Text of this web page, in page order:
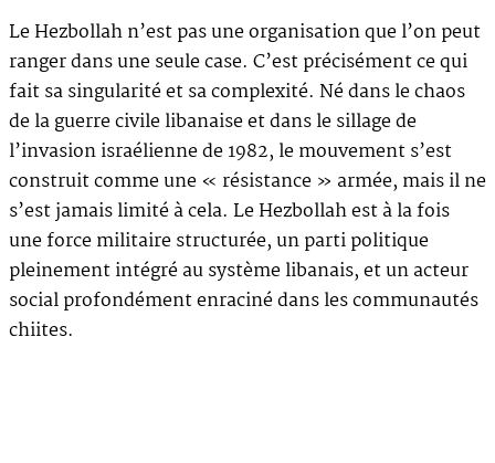
Le Hezbollah n’est pas une organisation que l’on peut
ranger dans une seule case. C’est précisément ce qui
fait sa singularité et sa complexité. Né dans le chaos
de la guerre civile libanaise et dans le sillage de
l’invasion israélienne de 1982, le mouvement s’est
construit comme une « résistance » armée, mais il ne
s’est jamais limité à cela. Le Hezbollah est à la fois
une force militaire structurée, un parti politique
pleinement intégré au système libanais, et un acteur
social profondément enraciné dans les communautés
chiites.